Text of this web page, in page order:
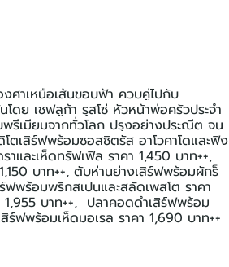
ศาเหนือเส้นขอบฟ้า ควบคู่ไปกับ
ดย เชฟลูก้า รุสโซ่ หัวหน้าพ่อครัวประจำ
รีเมียมจากทั่วโลก ปรุงอย่างประณีต จน
ตเสิร์ฟพร้อมซอสซิตรัส อาโวคาโดและฟิง
และเห็ดทรัฟเฟิล ราคา 1,450 บาท++,
บาท++, ตับห่านย่างเสิร์ฟพร้อมผักร็
พร้อมพริกสเปนและสลัดเพสโต ราคา
บาท++,  ปลาคอดดำเสิร์ฟพร้อม
ร์ฟพร้อมเห็ดมอเรล ราคา 1,690 บาท++